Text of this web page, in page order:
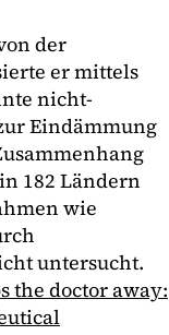
der
er mittels
nicht-
Eindämmung
182 Ländern
wie
untersucht.
the doctor away: